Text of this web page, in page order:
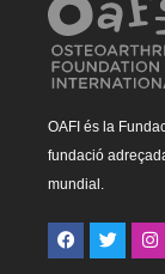
OAFI és la
fundació
mundial.